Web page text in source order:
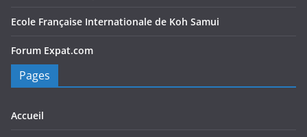
Ecole Française Internationale de Koh Samui
Forum Expat.com
Pages
Accueil